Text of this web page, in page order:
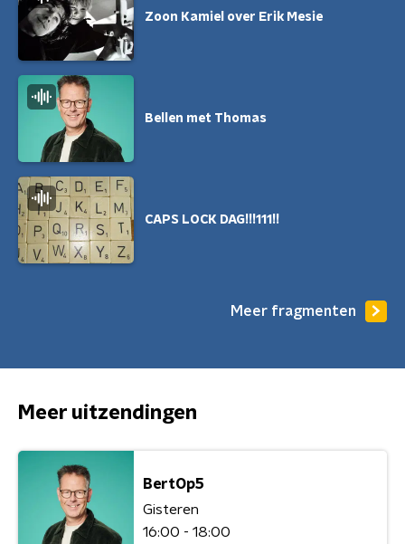
Zoon Kamiel over Erik Mesie
Bellen met Thomas
CAPS LOCK DAG!!!111!!
Meer fragmenten
Meer uitzendingen
BertOp5
Gisteren
16:00 - 18:00